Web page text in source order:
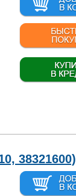
38321600)